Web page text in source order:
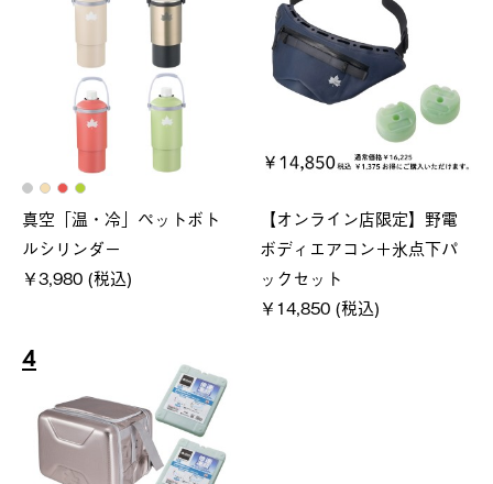
真空「温・冷」ペットボト
ルシリンダー
￥3,980 (税込)
【オンライン店限定】野電
ボディエアコン＋氷点下パ
ックセット
￥14,850 (税込)
4